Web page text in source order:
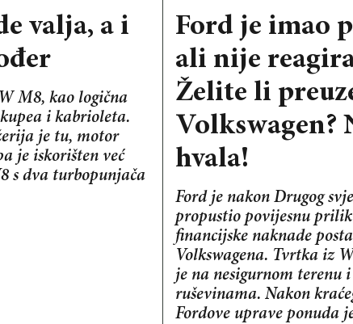
valja, a i
M8, kao logična
i kabrioleta.
je tu, motor
je iskorišten već
s dva turbopunjača
Ford je imao
ali nije
Želite li
Volkswagen?
hvala!
Ford je nakon Drugog
propustio povijesnu
financijske naknade
Volkswagena. Tvrtka iz
je na nesigurnom terenu
ruševinama. Nakon
Fordove uprave ponuda